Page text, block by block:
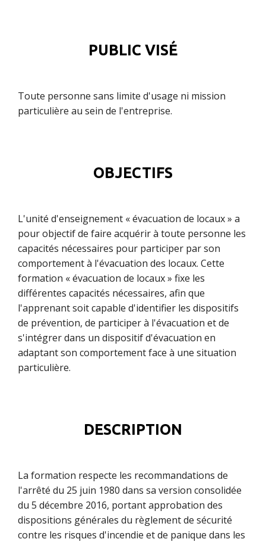
PUBLIC VISÉ
Toute personne sans limite d'usage ni mission
particulière au sein de l'entreprise.
OBJECTIFS
L'unité d'enseignement « évacuation de locaux » a
pour objectif de faire acquérir à toute personne les
capacités nécessaires pour participer par son
comportement à l'évacuation des locaux. Cette
formation « évacuation de locaux » fixe les
différentes capacités nécessaires, afin que
l'apprenant soit capable d'identifier les dispositifs
de prévention, de participer à l'évacuation et de
s'intégrer dans un dispositif d'évacuation en
adaptant son comportement face à une situation
particulière.
DESCRIPTION
La formation respecte les recommandations de
l'arrêté du 25 juin 1980 dans sa version consolidée
du 5 décembre 2016, portant approbation des
dispositions générales du règlement de sécurité
contre les risques d'incendie et de panique dans les